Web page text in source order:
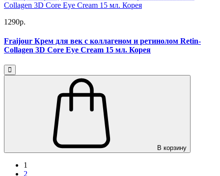
1290р.
Fraijour Крем для век с коллагеном и ретинолом Retin-
Collagen 3D Core Eye Cream 15 мл. Корея
В корзину
1
2